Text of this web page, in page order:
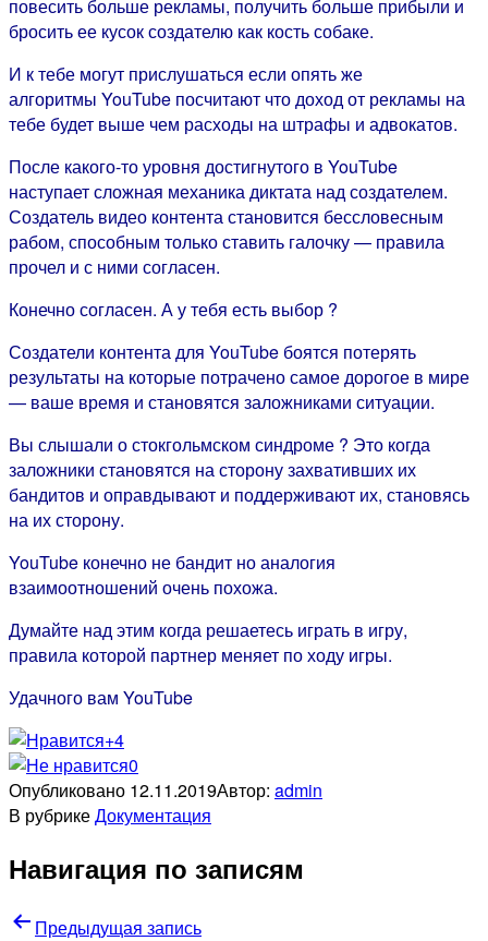
повесить больше рекламы, получить больше прибыли и
бросить ее кусок создателю как кость собаке.
И к тебе могут прислушаться если опять же
алгоритмы YouTube посчитают что доход от рекламы на
тебе будет выше чем расходы на штрафы и адвокатов.
После какого-то уровня достигнутого в YouTube
наступает сложная механика диктата над создателем.
Создатель видео контента становится бессловесным
рабом, способным только ставить галочку — правила
прочел и с ними согласен.
Конечно согласен. А у тебя есть выбор ?
Создатели контента для YouTube боятся потерять
результаты на которые потрачено самое дорогое в мире
— ваше время и становятся заложниками ситуации.
Вы слышали о стокгольмском синдроме ? Это когда
заложники становятся на сторону захвативших их
бандитов и оправдывают и поддерживают их, становясь
на их сторону.
YouTube конечно не бандит но аналогия
взаимоотношений очень похожа.
Думайте над этим когда решаетесь играть в игру,
правила которой партнер меняет по ходу игры.
Удачного вам YouTube
+4
0
Опубликовано 12.11.2019Автор: admin
В рубрикеДокументация
Навигация по записям
Предыдущая запись